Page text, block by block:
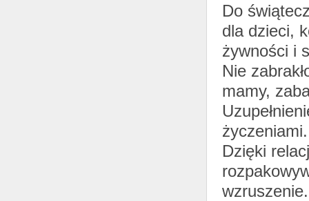
Do
dla dzieci,
żywności i
Nie
mamy,
życzeniami.
Dzięki
wzruszenie.